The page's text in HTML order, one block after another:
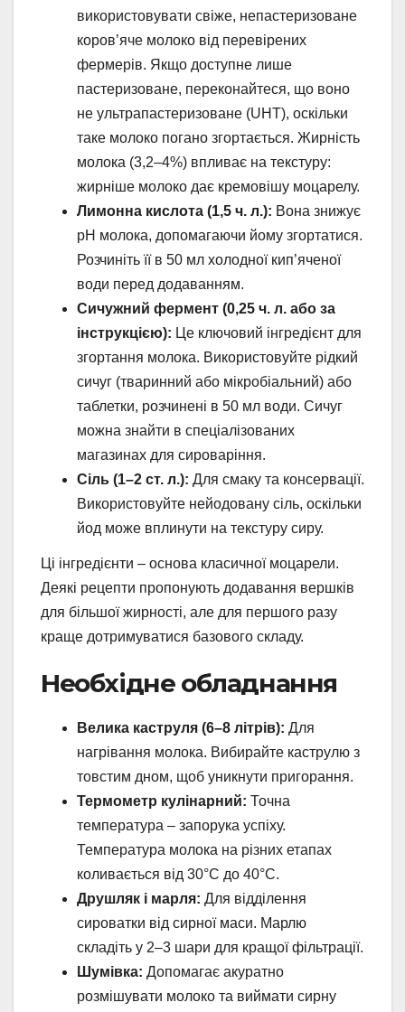
використовувати свіже, непастеризоване
коров’яче молоко від перевірених
фермерів. Якщо доступне лише
пастеризоване, переконайтеся, що воно
не ультрапастеризоване (UHT), оскільки
таке молоко погано згортається. Жирність
молока (3,2–4%) впливає на текстуру:
жирніше молоко дає кремовішу моцарелу.
Лимонна кислота (1,5 ч. л.): Вона знижує
pH молока, допомагаючи йому згортатися.
Розчиніть її в 50 мл холодної кип’яченої
води перед додаванням.
Сичужний фермент (0,25 ч. л. або за
інструкцією): Це ключовий інгредієнт для
згортання молока. Використовуйте рідкий
сичуг (тваринний або мікробіальний) або
таблетки, розчинені в 50 мл води. Сичуг
можна знайти в спеціалізованих
магазинах для сироваріння.
Сіль (1–2 ст. л.): Для смаку та консервації.
Використовуйте нейодовану сіль, оскільки
йод може вплинути на текстуру сиру.
Ці інгредієнти – основа класичної моцарели.
Деякі рецепти пропонують додавання вершків
для більшої жирності, але для першого разу
краще дотримуватися базового складу.
Необхідне обладнання
Велика каструля (6–8 літрів): Для
нагрівання молока. Вибирайте каструлю з
товстим дном, щоб уникнути пригорання.
Термометр кулінарний: Точна
температура – запорука успіху.
Температура молока на різних етапах
коливається від 30°C до 40°C.
Друшляк і марля: Для відділення
сироватки від сирної маси. Марлю
складіть у 2–3 шари для кращої фільтрації.
Шумівка: Допомагає акуратно
розмішувати молоко та виймати сирну